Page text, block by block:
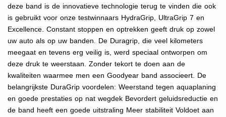
deze band is de innovatieve technologie terug te vinden die ook
is gebruikt voor onze testwinnaars HydraGrip, UltraGrip 7 en
Excellence. Constant stoppen en optrekken geeft druk op zowel
uw auto als op uw banden. De Duragrip, die veel kilometers
meegaat en tevens erg veilig is, werd speciaal ontworpen om
deze druk te weerstaan. Zonder tekort te doen aan de
kwaliteiten waarmee men een Goodyear band associeert. De
belangrijkste DuraGrip voordelen: Weerstand tegen aquaplaning
en goede prestaties op nat wegdek Bevordert geluidsreductie en
de band heeft een goede uitstraling Meer stabiliteit Voldoet aan